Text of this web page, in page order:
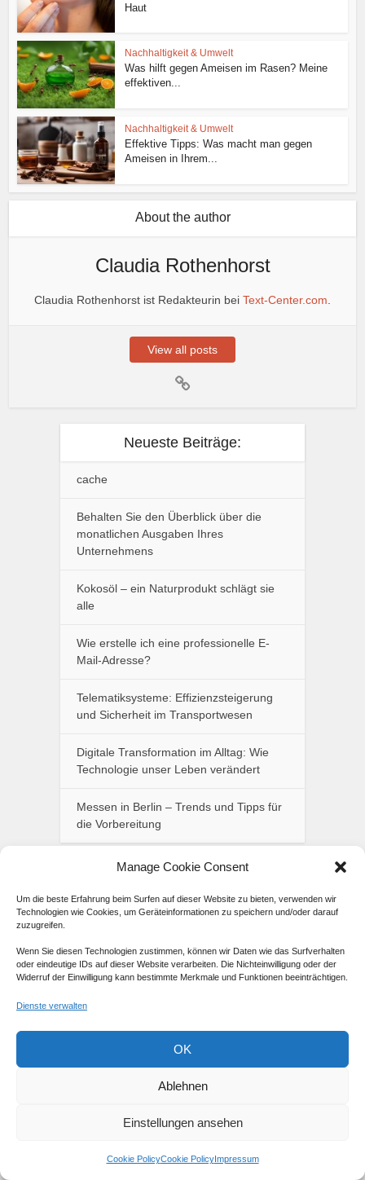
Manage Cookie Consent
Um die beste Erfahrung beim Surfen auf dieser Website zu bieten, verwenden wir
Technologien wie Cookies, um Geräteinformationen zu speichern und/oder darauf
zuzugreifen.
Wenn Sie diesen Technologien zustimmen, können wir Daten wie das Surfverhalten
oder eindeutige IDs auf dieser Website verarbeiten. Die Nichteinwilligung oder der
Widerruf der Einwilligung kann bestimmte Merkmale und Funktionen beeinträchtigen.
Dienste verwalten
OK
Ablehnen
Einstellungen ansehen
Cookie PolicyCookie PolicyImpressum
Haut
Nachhaltigkeit & Umwelt
Was hilft gegen Ameisen im Rasen? Meine
effektiven...
Nachhaltigkeit & Umwelt
Effektive Tipps: Was macht man gegen
Ameisen in Ihrem...
About the author
Claudia Rothenhorst
Claudia Rothenhorst ist Redakteurin bei Text-Center.com
View all posts
Neueste Beiträge:
cache
Behalten Sie den Überblick über die
monatlichen Ausgaben Ihres
Unternehmens
Kokosöl – ein Naturprodukt schlägt sie
alle
Wie erstelle ich eine professionelle E-
Mail-Adresse?
Telematiksysteme: Effizienzsteigerung
und Sicherheit im Transportwesen
Digitale Transformation im Alltag: Wie
Technologie unser Leben verändert
Messen in Berlin – Trends und Tipps für
die Vorbereitung
Nachhaltigkeit & Umwelt
Warum schlafen Katzen so
viel? Ein tiefer Einblick!
8 Monaten ago von Claudia Rothenhorst 2 Ansichten 18 Min. Lesezeit